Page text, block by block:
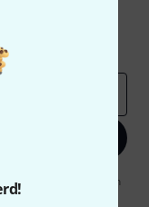
met het ontvangen
afmelden. Meer